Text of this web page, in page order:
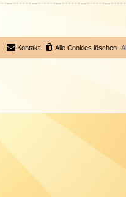
Alle Cookies löschen
Kontakt